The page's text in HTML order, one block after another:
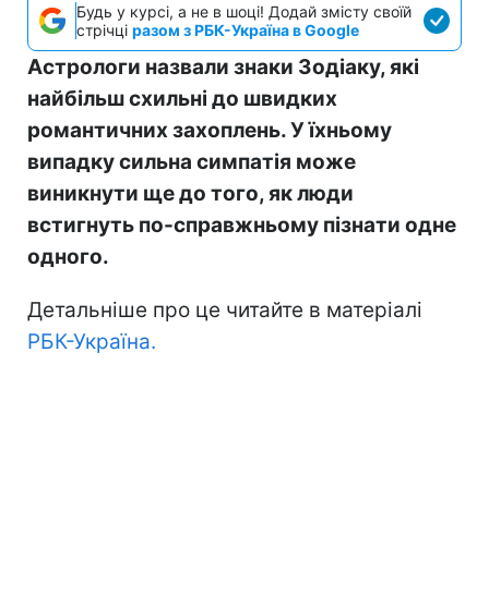
Будь у курсі, а не в шоці! Додай змісту своїй
стрічці разом з РБК-Україна в Google
Астрологи назвали знаки Зодіаку, які
найбільш схильні до швидких
романтичних захоплень. У їхньому
випадку сильна симпатія може
виникнути ще до того, як люди
встигнуть по-справжньому пізнати одне
одного.
Детальніше про це читайте в матеріалі
РБК-Україна.